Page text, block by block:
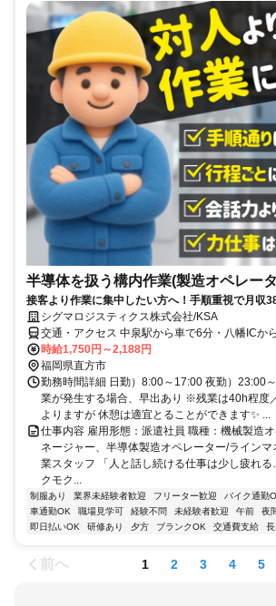
半導体を扱う構内作業(製造オペレー
接客より作業に集中したい方へ！手順重視で月収
シグマロジスティクス株式会社/KSA
交通・アクセス 中泉駅から車で6分・八幡ICか
ら車で11分◎車通勤OK・無料駐車場完備！
時給1,750円～2,188円
福岡県直方市
勤務時間詳細 日勤）8:00～17:00 夜勤）23:00
業が発生する場合、早出あり ※残業は40h程度
よりますが 休憩は適宜とることができます✨ ...
仕事内容 雇用形態：派遣社員 職種：機械製造
ネージャー、半導体製造オペレーター/ライン
業スタッフ 「人と話し続ける仕事は少し疲れ
クモク...
制服あり 業界未経験者歓迎 フリーター歓迎 バイク通勤
車通勤OK
職場見学可 経験不問 未経験者歓迎 午前 夜
即日払いOK
研修あり 夕方 ブランクOK 交通費支給
前へ 1 2 3 4 5